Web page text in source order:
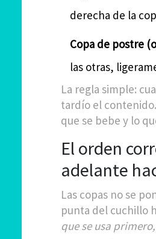
derecha de la
Copa de postre
las otras,
La regla simple:
tardío el
que se bebe y lo
El orden
adelante
Las copas no se
punta del cuchillo
que se usa